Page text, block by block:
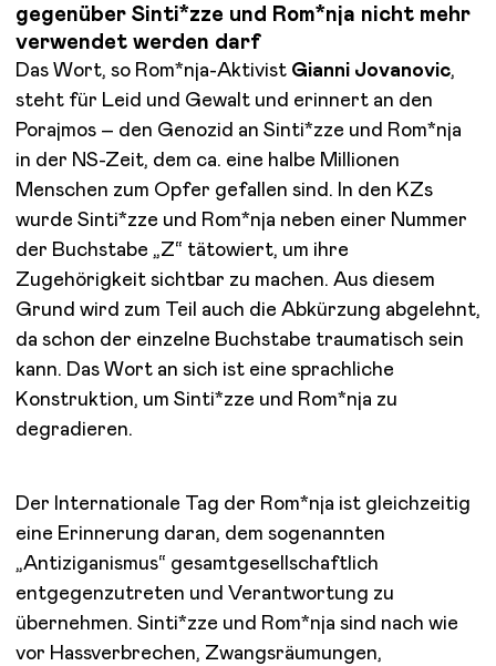
gegenüber Sinti*zze und Rom*nja nicht mehr
verwendet werden darf
Das Wort, so Rom*nja-Aktivist Gianni Jovanovic,
steht für Leid und Gewalt und erinnert an den
Porajmos – den Genozid an Sinti*zze und Rom*nja
in der NS-Zeit, dem ca. eine halbe Millionen
Menschen zum Opfer gefallen sind. In den KZs
wurde Sinti*zze und Rom*nja neben einer Nummer
der Buchstabe „Z“ tätowiert, um ihre
Zugehörigkeit sichtbar zu machen. Aus diesem
Grund wird zum Teil auch die Abkürzung abgelehnt,
da schon der einzelne Buchstabe traumatisch sein
kann. Das Wort an sich ist eine sprachliche
Konstruktion, um Sinti*zze und Rom*nja zu
degradieren.
Der Internationale Tag der Rom*nja ist gleichzeitig
eine Erinnerung daran, dem sogenannten
„Antiziganismus“ gesamtgesellschaftlich
entgegenzutreten und Verantwortung zu
übernehmen. Sinti*zze und Rom*nja sind nach wie
vor Hassverbrechen, Zwangsräumungen,